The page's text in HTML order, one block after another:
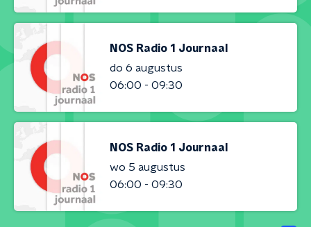
NOS Radio 1 Journaal
do 6 augustus
06:00 - 09:30
NOS Radio 1 Journaal
wo 5 augustus
06:00 - 09:30